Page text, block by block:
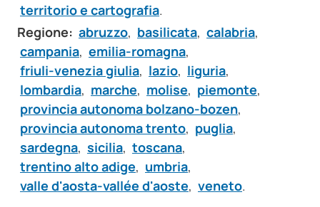
territorio e cartografia.
Regione: abruzzo, basilicata, calabria,
campania, emilia-romagna,
friuli-venezia giulia, lazio, liguria,
lombardia, marche, molise, piemonte,
provincia autonoma bolzano-bozen,
provincia autonoma trento, puglia,
sardegna, sicilia, toscana,
trentino alto adige, umbria,
valle d'aosta-vallée d'aoste, veneto.